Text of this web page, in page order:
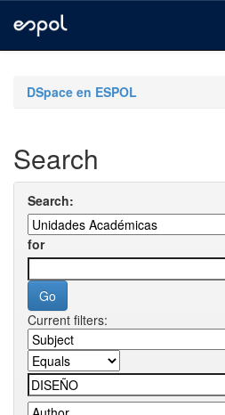
navigationDSpace en ESPOL
Search
Search:
for
Current filters: